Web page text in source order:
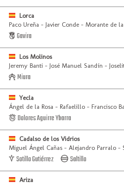
Lorca
Paco Ureña - Javier Conde - Morante de
Gavira
Los Molinos
Jeremy Banti - José Manuel Sandín -
Miura
Yecla
Ángel de la Rosa - Rafaelillo - Francisco
Dolores Aguirre Ybarra
Cadalso de los Vidrios
Miguel Ángel Cañas - Alejandro Parralo -
Sotillo Gutiérrez Saltillo
Ariza